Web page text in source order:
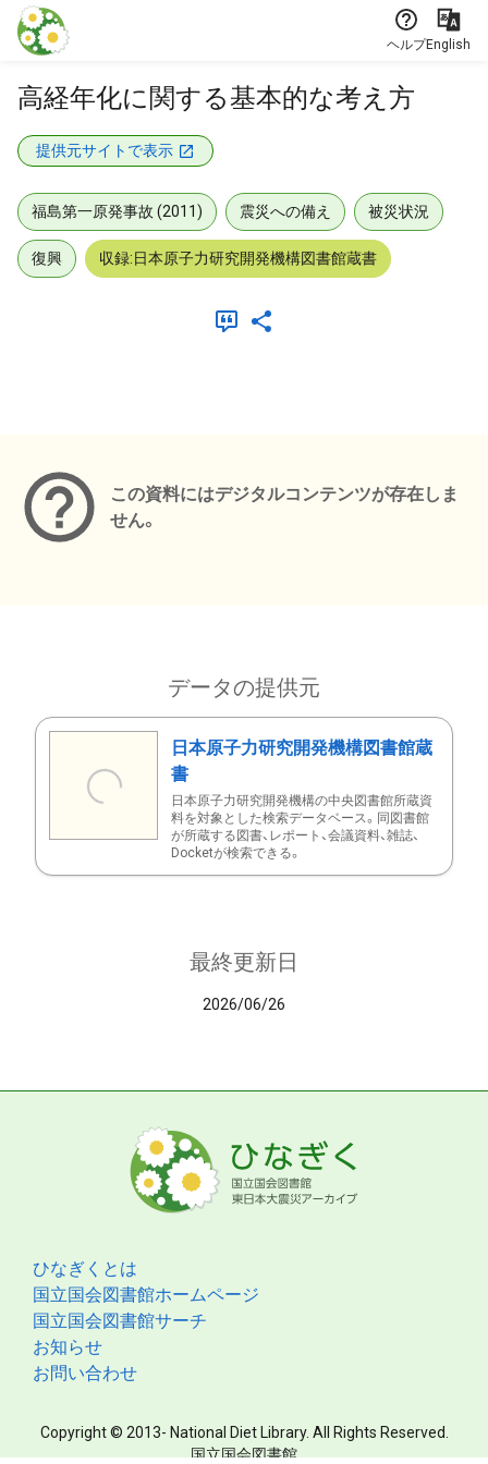
本文に飛ぶ
ヘルプEnglish
高経年化に関する基本的な考え方
提供元サイトで表示
福島第一原発事故 (2011) 震災への備え 被災状況
復興 収録:日本原子力研究開発機構図書館蔵書
この資料にはデジタルコンテンツが存在しま
せん。
データの提供元
日本原子力研究開発機構図書館蔵
書
日本原子力研究開発機構の中央図書館所蔵資
料を対象とした検索データベース。同図書館
が所蔵する図書、レポート、会議資料、雑誌、
Docketが検索できる。
最終更新日
2026/06/26
ひなぎくとは
国立国会図書館ホームページ
国立国会図書館サーチ
お知らせ
お問い合わせ
Copyright © 2013- National Diet Library. All Rights Reserved.